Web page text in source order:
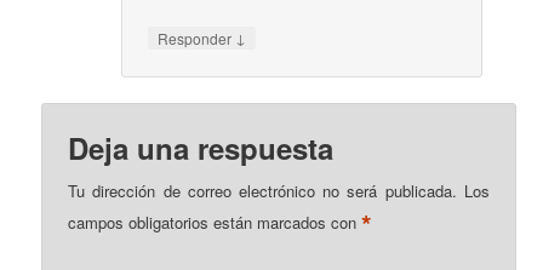
Responder ↓
Deja una respuesta
Tu dirección de correo electrónico no será publicada. Los
campos obligatorios están marcados con*